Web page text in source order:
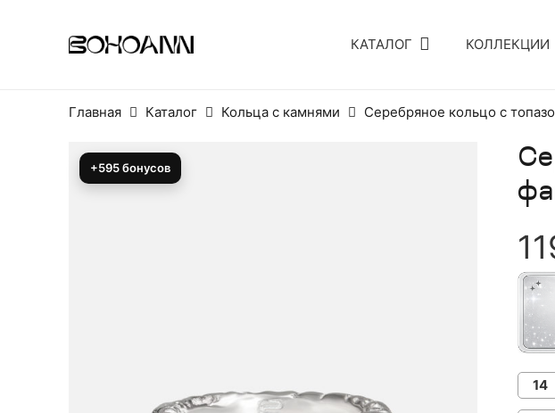
КАТАЛОГ КОЛЛЕКЦИИ
Главная Каталог Кольца с камнями Серебряное кольцо с
+595 бонусов
14